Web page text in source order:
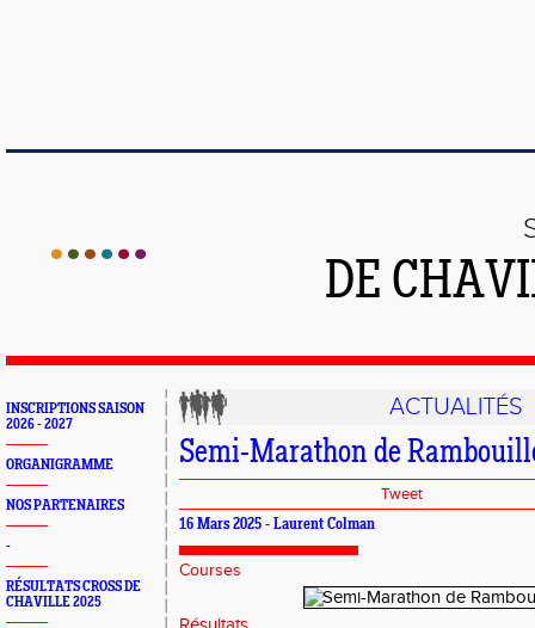
DE
INSCRIPTIONS SAISON
2026 - 2027
ORGANIGRAMME
NOS PARTENAIRES
-
RÉSULTATS CROSS DE
CHAVILLE 2025
ACTUALITÉS
Semi-Marathon de
Tweet
16 Mars 2025 - Laurent Colman
Courses